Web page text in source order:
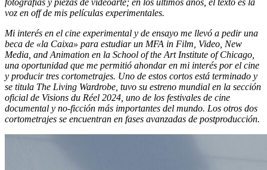
fotografías y piezas de videoarte; en los últimos años, el texto es la
voz en off de mis películas experimentales.
Mi interés en el cine experimental y de ensayo me llevó a pedir una
beca de «la Caixa» para estudiar un MFA in Film, Video, New
Media, and Animation en la School of the Art Institute of Chicago,
una oportunidad que me permitió ahondar en mi interés por el cine
y producir tres cortometrajes. Uno de estos cortos está terminado y
se titula The Living Wardrobe, tuvo su estreno mundial en la sección
oficial de Visions du Réel 2024, uno de los festivales de cine
documental y no-ficción más importantes del mundo. Los otros dos
cortometrajes se encuentran en fases avanzadas de postproducción.